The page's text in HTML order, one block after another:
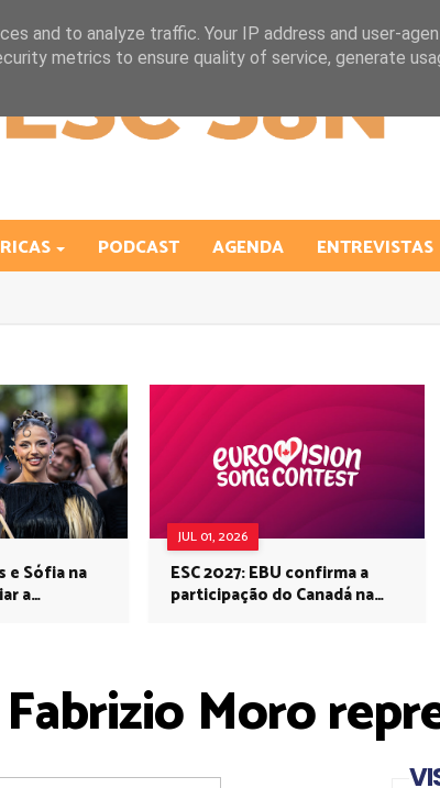
PODCAST AGENDA ENTREVISTAS
e Sófia na
a
JUL 01, 2026
ESC 2027: EBU confirma a
participação do Canadá na
Moro
and to analyze traffic. Your IP address and user-
metrics to ensure quality of service, generate